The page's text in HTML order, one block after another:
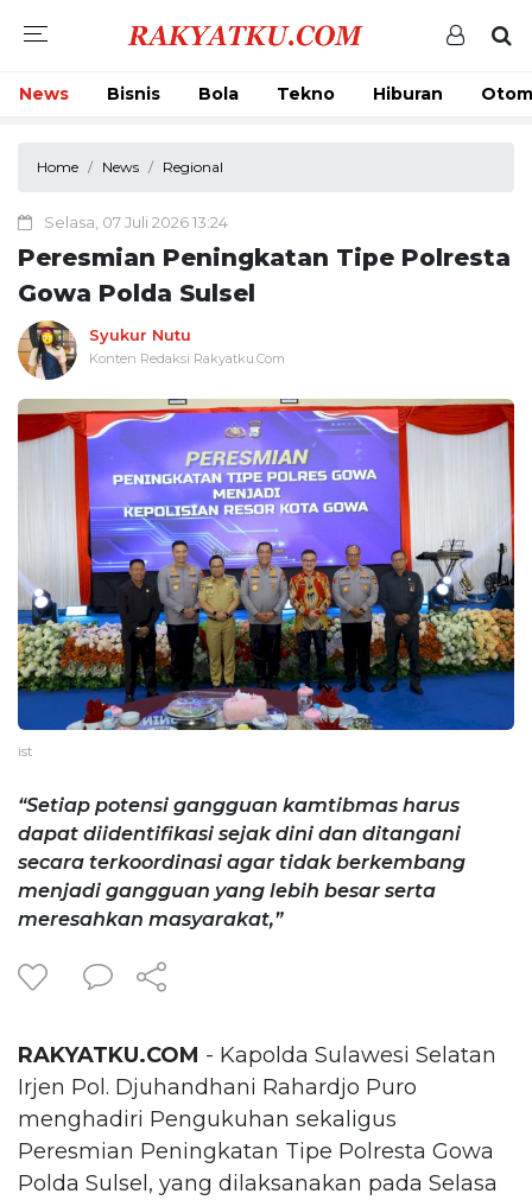
News Bisnis Bola Tekno Hiburan
Home News Regional
Selasa, 07 Juli 2026 13:24
Peresmian Peningkatan Tipe Polresta
Gowa Polda Sulsel
Syukur Nutu
Konten Redaksi Rakyatku.Com
ist
“Setiap potensi gangguan kamtibmas harus
dapat diidentifikasi sejak dini dan ditangani
secara terkoordinasi agar tidak berkembang
menjadi gangguan yang lebih besar serta
meresahkan masyarakat,”
RAKYATKU.COM - Kapolda Sulawesi Selatan
Irjen Pol. Djuhandhani Rahardjo Puro
menghadiri Pengukuhan sekaligus
Peresmian Peningkatan Tipe Polresta Gowa
Polda Sulsel, yang dilaksanakan pada Selasa